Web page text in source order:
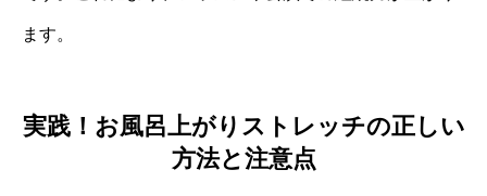
ます。
実践！お風呂上がりストレッチの正しい
方法と注意点